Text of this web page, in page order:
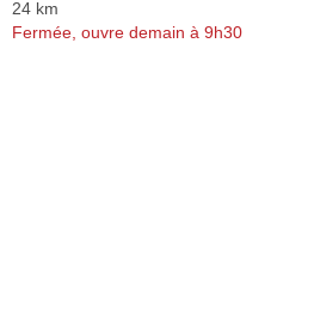
24 km
Fermée, ouvre demain à 9h30